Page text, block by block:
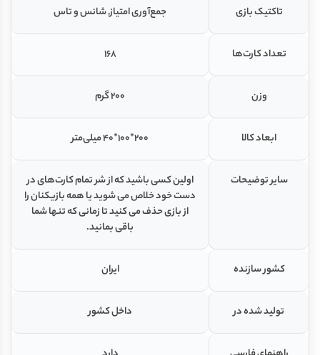
تاکتیک بازی جمع‌آوری امتیاز, شانس و تاس
تعداد کارت‌ها 168
وزن 200 گرم
ابعاد کالا 200*100*40 میلی‌متر
سایر توضیحات
اولین کسی باشید که از شر تمام کارت‌های در
دست خود خلاص می شوید یا همه بازیکنان را
از بازی حذف می کنید تا زمانی که تنها شما
باقی بمانید.
کشور سازنده ایران
تولید شده در داخل کشور